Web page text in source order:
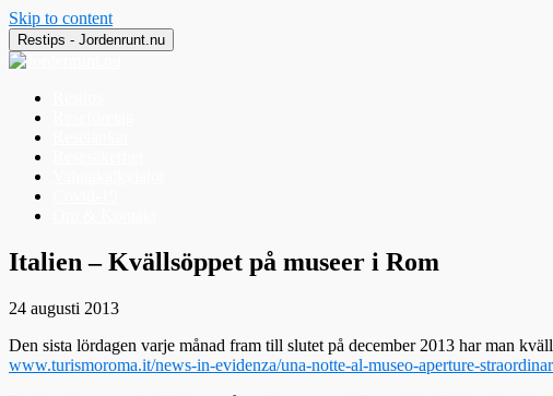
Skip to content
Restips - Jordenrunt.nu
Jordenrunt.nu
Tusen Restips från hela världen
Italien – Kvällsöppet på museer i Rom
24 augusti 2013
Den sista lördagen varje månad fram till slutet på december 2013 har man
www.turismoroma.it/news-in-evidenza/una-notte-al-museo-aperture-